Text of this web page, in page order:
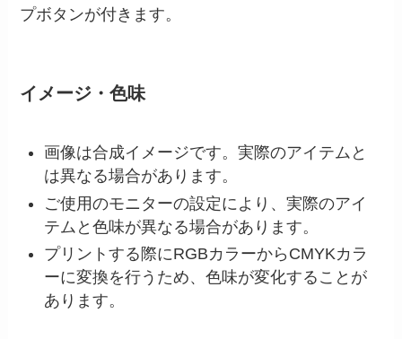
プボタンが付きます。
イメージ・色味
画像は合成イメージです。実際のアイテムと
は異なる場合があります。
ご使用のモニターの設定により、実際のアイ
テムと色味が異なる場合があります。
プリントする際にRGBカラーからCMYKカラ
ーに変換を行うため、色味が変化することが
あります。